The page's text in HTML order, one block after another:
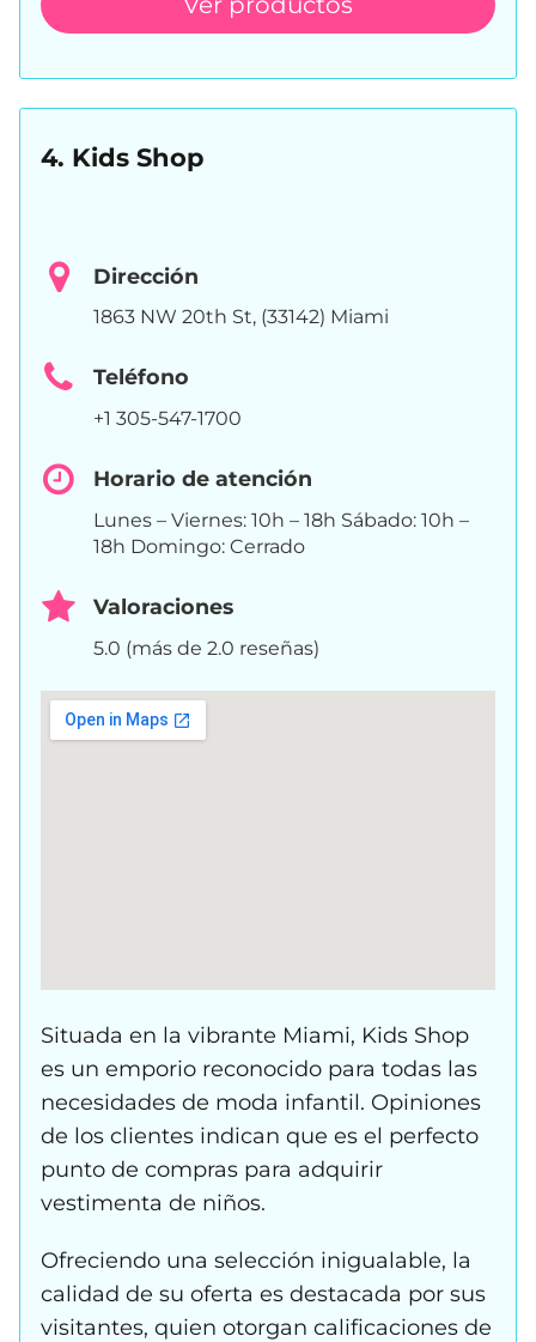
4. Kids Shop
Dirección
1863 NW 20th St, (33142) Miami
Teléfono
+1 305-547-1700
Horario de atención
Lunes – Viernes: 10h – 18h Sábado: 10h –
18h Domingo: Cerrado
Valoraciones
5.0 (más de 2.0 reseñas)
Situada en la vibrante Miami, Kids Shop
es un emporio reconocido para todas las
necesidades de moda infantil. Opiniones
de los clientes indican que es el perfecto
punto de compras para adquirir
vestimenta de niños.
Ofreciendo una selección inigualable, la
calidad de su oferta es destacada por sus
visitantes, quien otorgan calificaciones de